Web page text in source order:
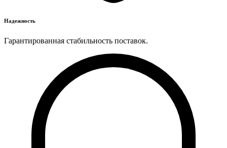
Надежность
Гарантированная стабильность поставок.